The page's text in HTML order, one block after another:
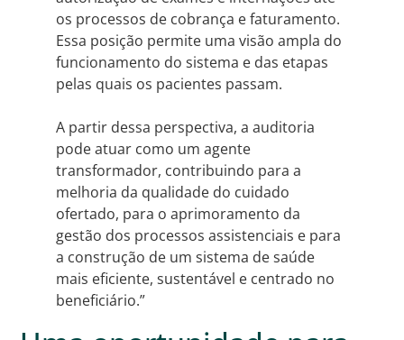
os processos de cobrança e faturamento.
Essa posição permite uma visão ampla do
funcionamento do sistema e das etapas
pelas quais os pacientes passam.
A partir dessa perspectiva, a auditoria
pode atuar como um agente
transformador, contribuindo para a
melhoria da qualidade do cuidado
ofertado, para o aprimoramento da
gestão dos processos assistenciais e para
a construção de um sistema de saúde
mais eficiente, sustentável e centrado no
beneficiário.”